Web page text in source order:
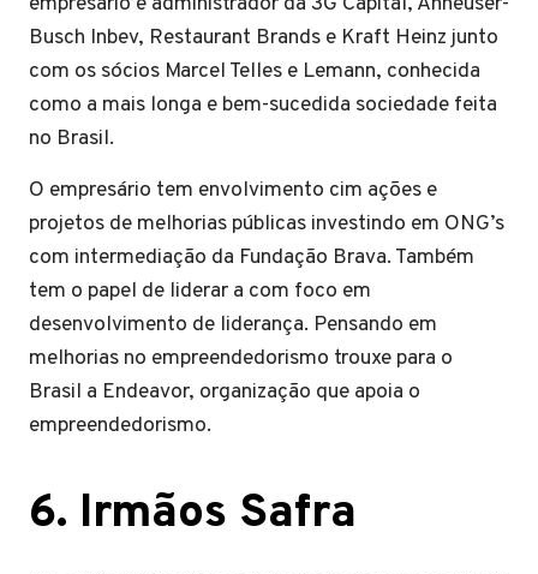
Busch Inbev, Restaurant Brands e Kraft Heinz junto
com os sócios Marcel Telles e Lemann, conhecida
como a mais longa e bem-sucedida sociedade feita
no Brasil.
O empresário tem envolvimento cim ações e
projetos de melhorias públicas investindo em ONG’s
com intermediação da Fundação Brava. Também
tem o papel de liderar a com foco em
desenvolvimento de liderança. Pensando em
melhorias no empreendedorismo trouxe para o
Brasil a Endeavor, organização que apoia o
empreendedorismo.
6. Irmãos Safra